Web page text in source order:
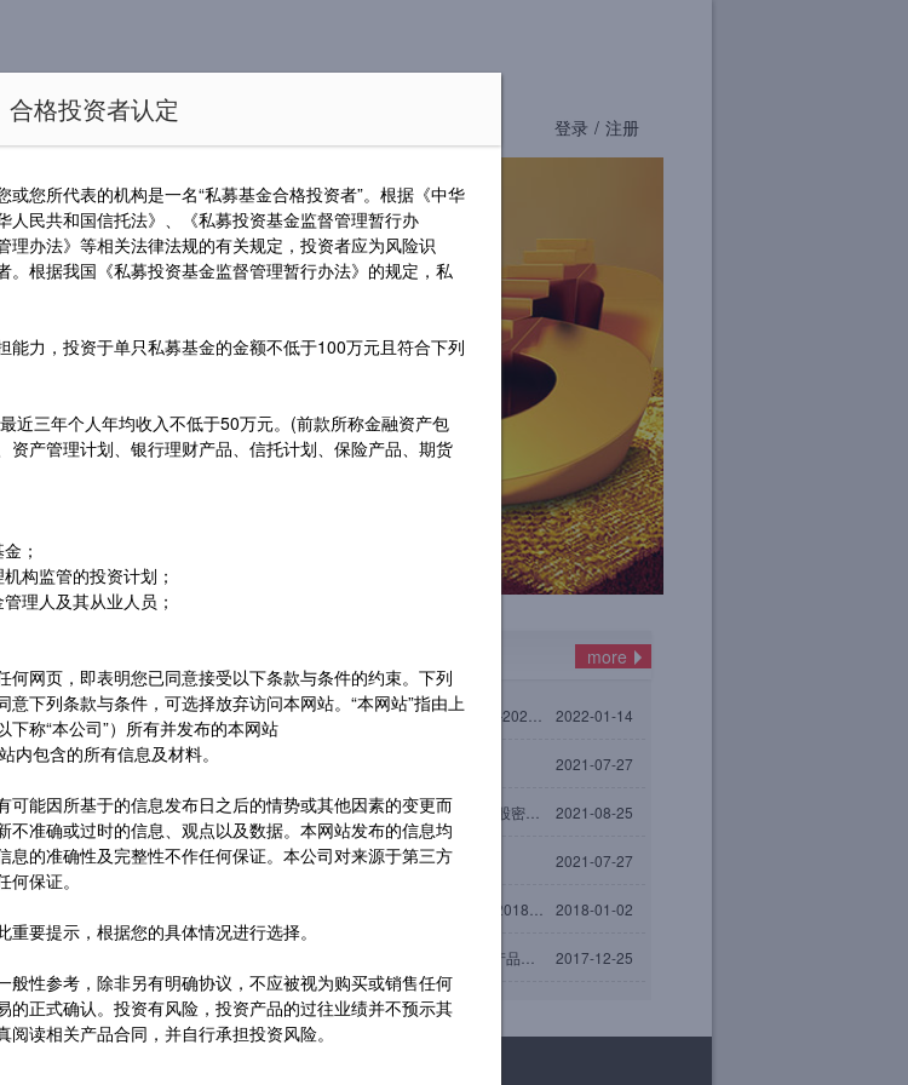
合格投资者认定
您所代表的机构是一名“私募基金合格投资者”。根据《中华
人民共和国信托法》、《私募投资基金监督管理暂行办
理办法》等相关法律法规的有关规定，投资者应为风险识
。根据我国《私募投资基金监督管理暂行办法》的规定，私
能力，投资于单只私募基金的金额不低于100万元且符合下列
近三年个人年均收入不低于50万元。(前款所称金融资产包
资产管理计划、银行理财产品、信托计划、保险产品、期货
；
构监管的投资计划；
理人及其从业人员；
何网页，即表明您已同意接受以下条款与条件的约束。下列
下列条款与条件，可选择放弃访问本网站。“本网站”指由上
称“本公司”）所有并发布的本网站
内包含的所有信息及材料。
可能因所基于的信息发布日之后的情势或其他因素的变更而
不准确或过时的信息、观点以及数据。本网站发布的信息均
息的准确性及完整性不作任何保证。本公司对来源于第三方
保证。
要提示，根据您的具体情况进行选择。
般性参考，除非另有明确协议，不应被视为购买或销售任何
的正式确认。投资有风险，投资产品的过往业绩并不预示其
读相关产品合同，并自行承担投资风险。
招贤纳士 登录 / 注册
中国龙精选）
基金-母基金
金-起点子基金
金-精选一期子基金
more
[置顶]激浊扬清、唯有远见 ——2022年致投资者的一封信 2022-01-14
2021-07-27
中国证券报报道：锂储量成“牛股密码” 2023年有望迎来行业分水岭 2021-08-25
A股暴跌机构抄底路线图 2021-07-27
2018-01-02
2017-12-25